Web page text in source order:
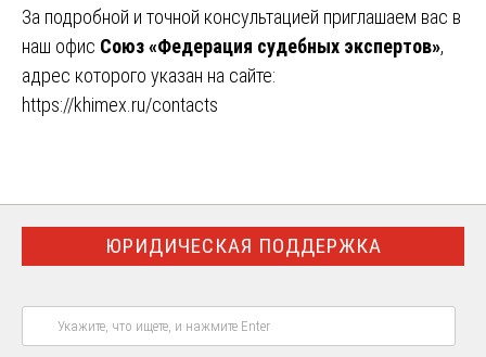
За подробной и точной консультацией приглашаем вас в
наш офис Союз «Федерация судебных экспертов»,
адрес которого указан на сайте:
https://khimex.ru/contacts
ЮРИДИЧЕСКАЯ ПОДДЕРЖКА